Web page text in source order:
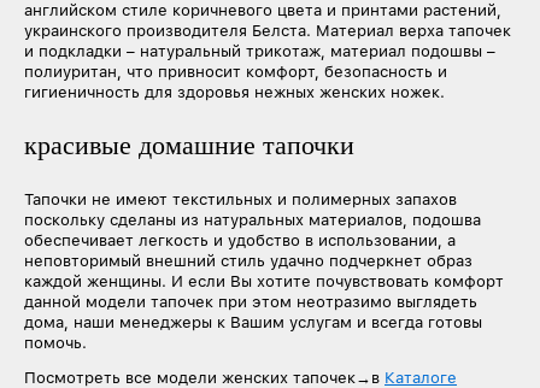
английском стиле коричневого цвета и принтами растений,
украинского производителя Белста. Материал верха тапочек
и подкладки – натуральный трикотаж, материал подошвы –
полиуритан, что привносит комфорт, безопасность и
гигиеничность для здоровья нежных женских ножек.
красивые домашние тапочки
Тапочки не имеют текстильных и полимерных запахов
поскольку сделаны из натуральных материалов, подошва
обеспечивает легкость и удобство в использовании, а
неповторимый внешний стиль удачно подчеркнет образ
каждой женщины. И если Вы хотите почувствовать комфорт
данной модели тапочек при этом неотразимо выглядеть
дома, наши менеджеры к Вашим услугам и всегда готовы
помочь.
Посмотреть все модели женских тапочек→в Каталоге